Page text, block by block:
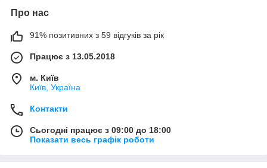
Про нас
91% позитивних з 59 відгуків за рік
Працює з 13.05.2018
м. Київ
Київ, Україна
Контакти
Сьогодні працює з 09:00 до 18:00
Показати весь графік роботи